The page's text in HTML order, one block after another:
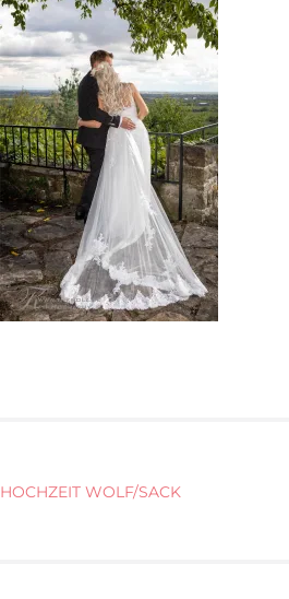
HOCHZEIT WOLF/SACK